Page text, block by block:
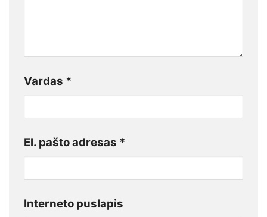
Vardas *
El. pašto adresas *
Interneto puslapis